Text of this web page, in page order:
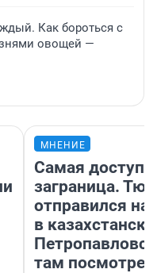
Как бороться с
овощей —
МНЕНИЕ
Самая
заграница.
отправился
в
там